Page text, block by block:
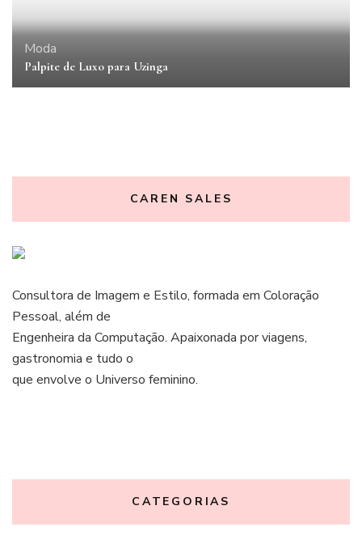
Moda
Palpite de Luxo para Uzinga
CAREN SALES
Consultora de Imagem e Estilo, formada em Coloração
Pessoal, além de
Engenheira da Computação. Apaixonada por viagens,
gastronomia e tudo o
que envolve o Universo feminino.
CATEGORIAS